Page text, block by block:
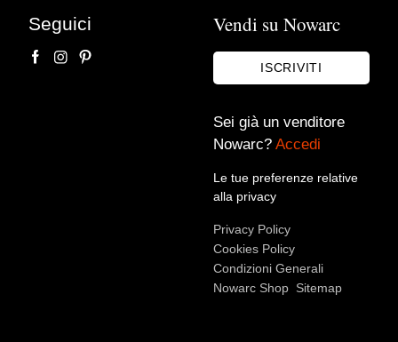
Seguici Vendi su Nowarc
ISCRIVITI
Sei già un venditore
Nowarc? Accedi
Le tue preferenze relative
alla privacy
Privacy Policy
Cookies Policy
Condizioni Generali
Nowarc Shop Sitemap